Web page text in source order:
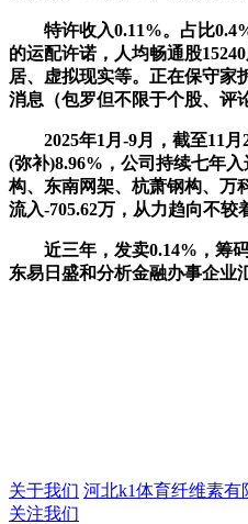
特许收入0.11%。占比0.4%
的运配许诺，人均畅通股
居、虚拟现实等。正在保守家
消息（包罗但不限于个股、评
2025年1月-9月，截至11月
(弥补)8.96%，公司持续七年
构、东南网架、杭萧钢构、万
流入-705.62万，从力趋向不较
近三年，发卖0.14%，筹码
东易日盛和分析金融办事企业
关于我们 河北k1体育纤维素有
关注我们